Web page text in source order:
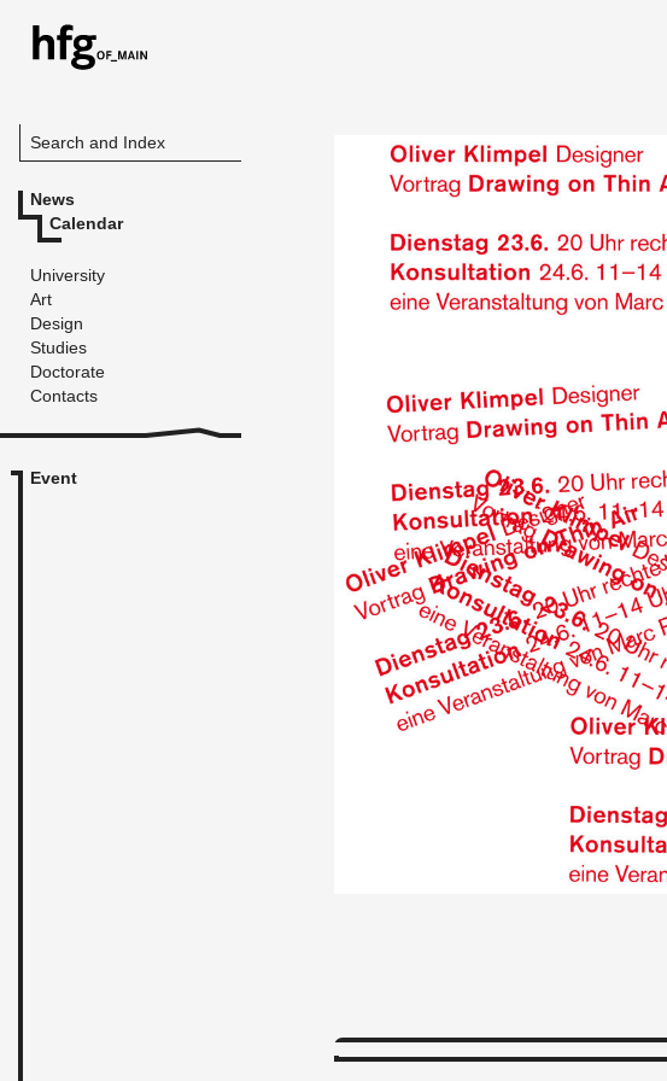
Search and Index
News
Calendar
University
Art
Design
Studies
Doctorate
Contacts
Event